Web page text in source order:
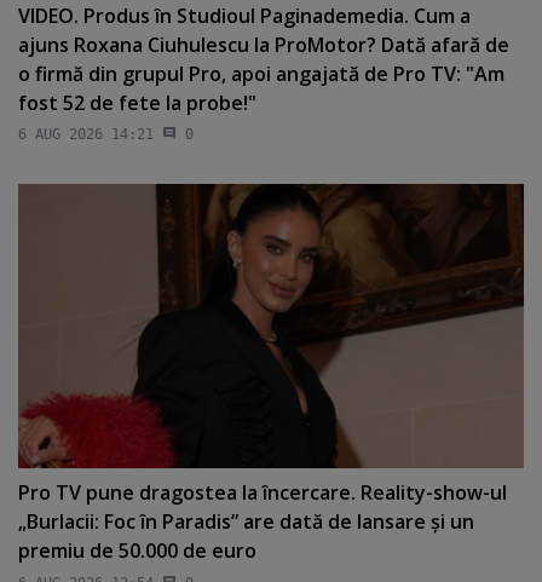
VIDEO. Produs în Studioul Paginademedia. Cum a
ajuns Roxana Ciuhulescu la ProMotor? Dată afară de
o firmă din grupul Pro, apoi angajată de Pro TV: "Am
fost 52 de fete la probe!"
6 AUG 2026 14:21 0
Pro TV pune dragostea la încercare. Reality-show-ul
„Burlacii: Foc în Paradis” are dată de lansare şi un
premiu de 50.000 de euro